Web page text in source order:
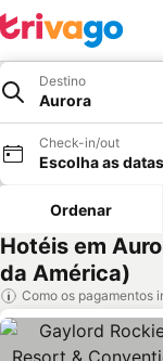
Destino
Aurora
Check-in/out
Escolha as datas
Ordenar
Hotéis em
da América)
Como os pagamentos